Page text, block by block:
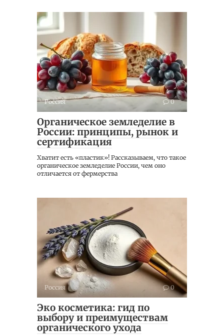
Россия 0
Органическое земледелие в
России: принципы, рынок и
сертификация
Хватит есть «пластик»! Рассказываем, что такое
органическое земледелие России, чем оно
отличается от фермерства
Россия 0
Эко косметика: гид по
выбору и преимуществам
органического ухода